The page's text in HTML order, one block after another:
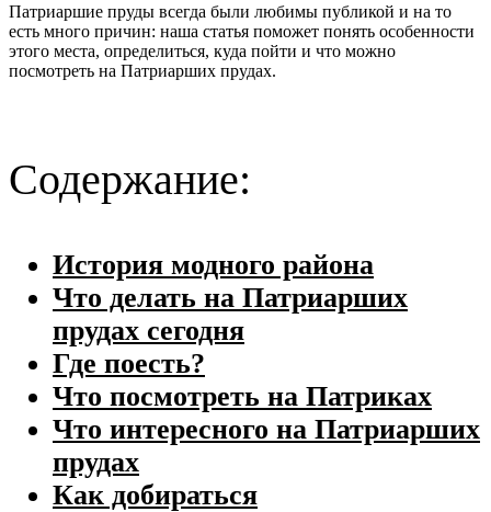
Патриаршие пруды всегда были любимы публикой и на то
есть много причин: наша статья поможет понять особенности
этого места, определиться, куда пойти и что можно
посмотреть на Патриарших прудах.
Содержание:
История модного района
Что делать на Патриарших
прудах сегодня
Где поесть?
Что посмотреть на Патриках
Что интересного на Патриарших
прудах
Как добираться